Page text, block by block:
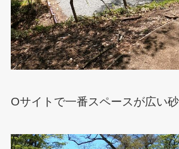
Oサイトで一番スペースが広い